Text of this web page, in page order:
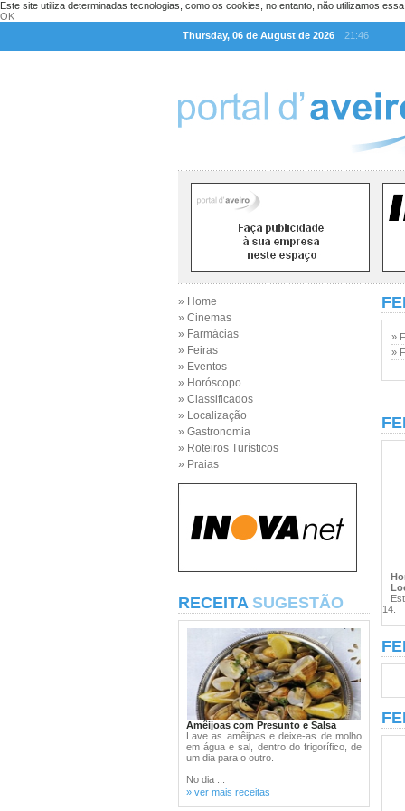
Este site utiliza determinadas tecnologias, como os cookies, no entanto, não utilizamos
OK
Thursday, 06 de August de 2026
21:46
» Home
» Cinemas
» Farmácias
» Feiras
» Eventos
» Horóscopo
» Classificados
» Localização
» Gastronomia
» Roteiros Turísticos
» Praias
RECEITA SUGESTÃO
Amêijoas com Presunto e Salsa
Lave as amêijoas e deixe-as de molho
em água e sal, dentro do frigorífico, de
um dia para o outro.
No dia ...
» ver mais receitas
»
»
14.